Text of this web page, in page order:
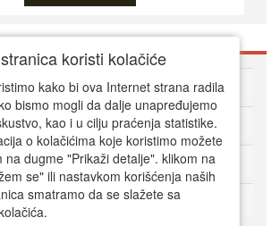
online
koristi kolačiće
kako bi ova Internet strana radila
bismo mogli da dalje unapređujemo
kao i u cilju praćenja statistike.
o kolačićima koje koristimo možete
na dugme "Prikaži detalje". klikom na
se" ili nastavkom korišćenja naših
smatramo da se slažete sa